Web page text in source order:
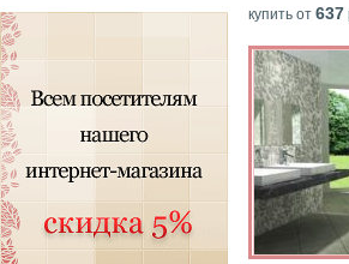
купить от 637